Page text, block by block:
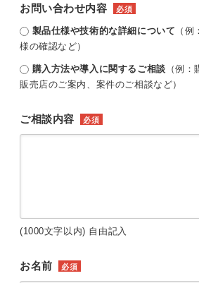
お問い合わせ内容 必須
製品仕様や技術的な詳細について （
様の確認など）
購入方法や導入に関するご相談 （例
販売店のご案内、案件のご相談など）
ご相談内容 必須
(1000文字以内) 自由記入
お名前 必須